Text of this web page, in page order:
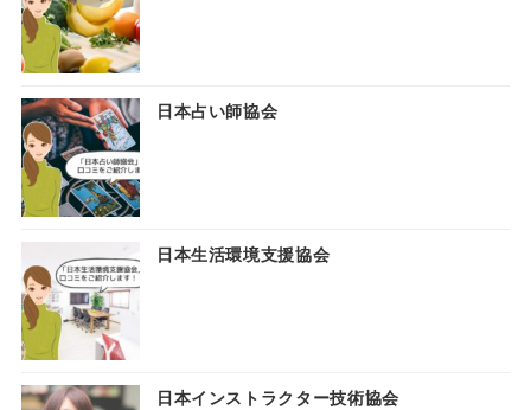
日本占い師協会
日本生活環境支援協会
日本インストラクター技術協会